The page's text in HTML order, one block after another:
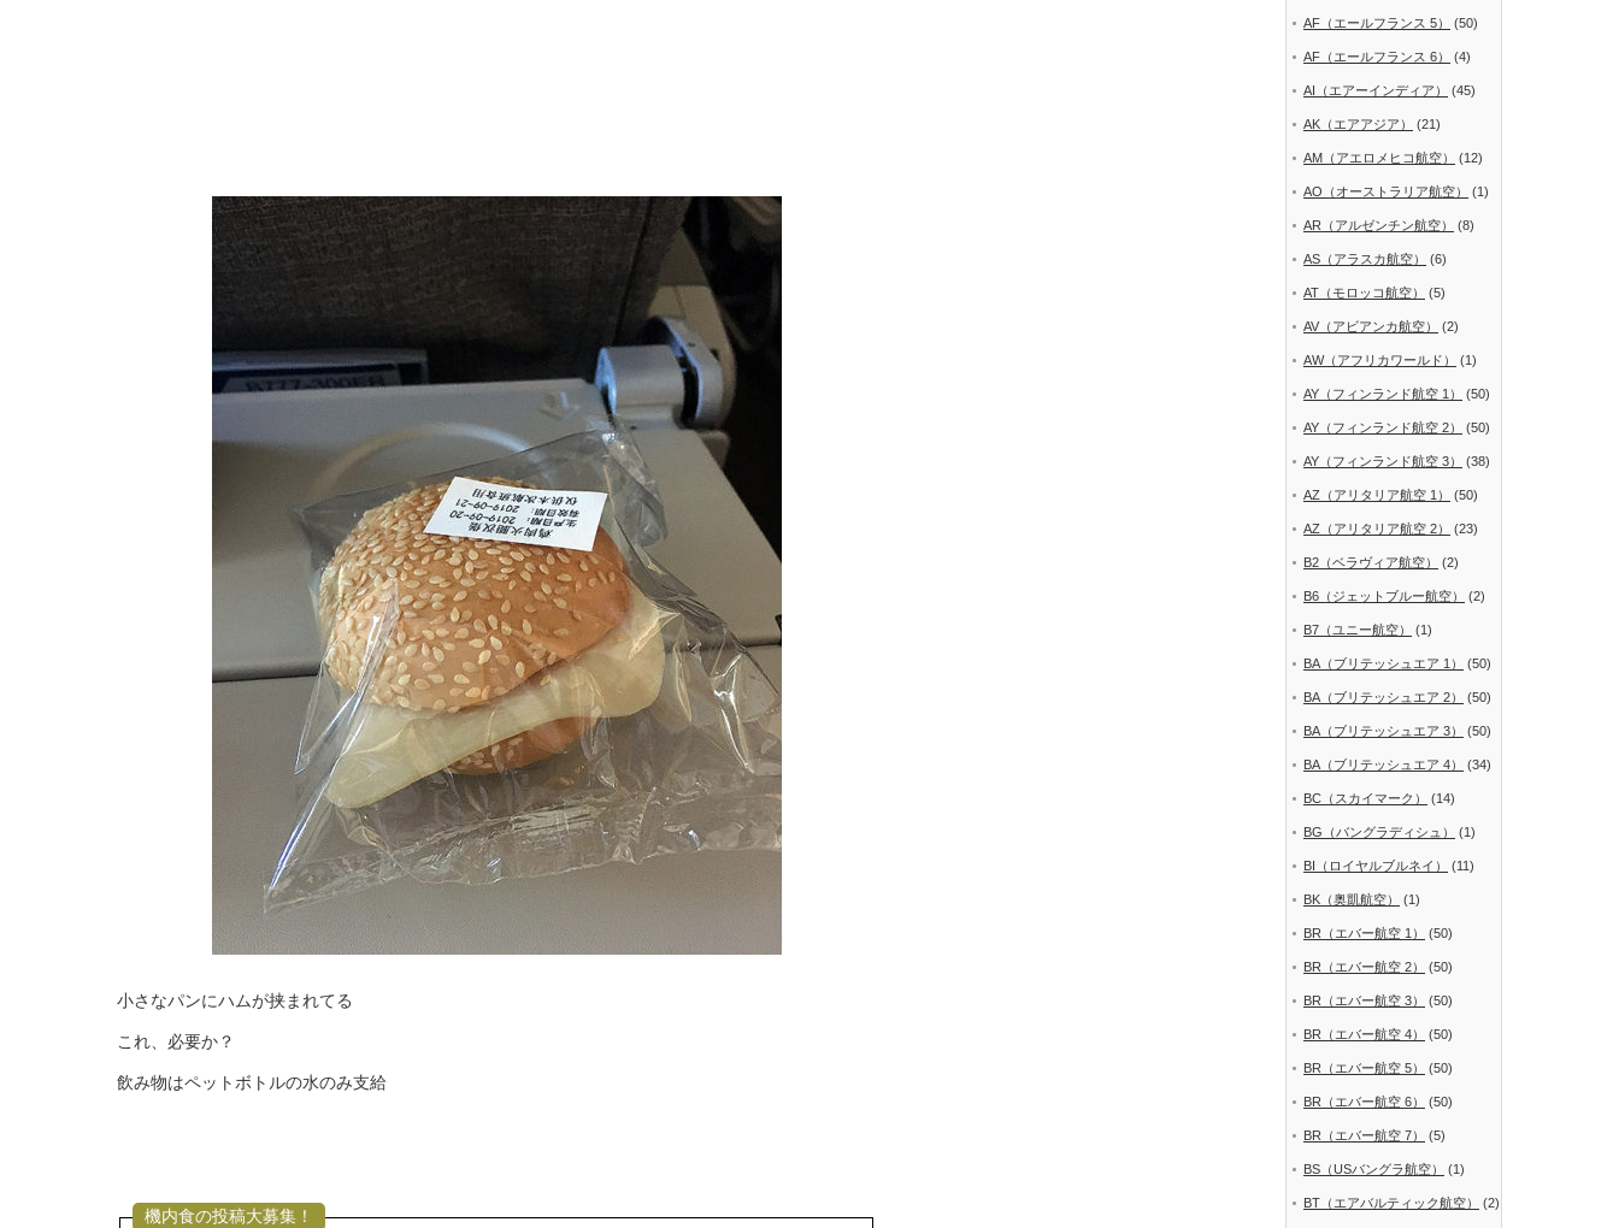
小さなパンにハムが挟まれてる
これ、必要か？
飲み物はペットボトルの水のみ支給
機内食の投稿大募集！
AF（エールフランス 5） (50)
AF（エールフランス 6） (4)
AI（エアーインディア） (45)
AK（エアアジア） (21)
AM（アエロメヒコ航空） (12)
AO（オーストラリア航空） (1)
AR（アルゼンチン航空） (8)
AS（アラスカ航空） (6)
AT（モロッコ航空） (5)
AV（アビアンカ航空） (2)
AW（アフリカワールド） (1)
AY（フィンランド航空 1） (50)
AY（フィンランド航空 2） (50)
AY（フィンランド航空 3） (38)
AZ（アリタリア航空 1） (50)
AZ（アリタリア航空 2） (23)
B2（ベラヴィア航空） (2)
B6（ジェットブルー航空） (2)
B7（ユニー航空） (1)
BA（ブリテッシュエア 1） (50)
BA（ブリテッシュエア 2） (50)
BA（ブリテッシュエア 3） (50)
BA（ブリテッシュエア 4） (34)
BC（スカイマーク） (14)
BG（バングラディシュ） (1)
BI（ロイヤルブルネイ） (11)
BK（奥凱航空） (1)
BR（エバー航空 1） (50)
BR（エバー航空 2） (50)
BR（エバー航空 3） (50)
BR（エバー航空 4） (50)
BR（エバー航空 5） (50)
BR（エバー航空 6） (50)
BR（エバー航空 7） (5)
BS（USバングラ航空） (1)
BT（エアバルティック航空） (2)